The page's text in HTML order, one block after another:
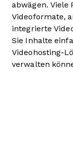
abwägen.
Videoformate,
integrierte
Sie Inhalte
Videohosting-
verwalten